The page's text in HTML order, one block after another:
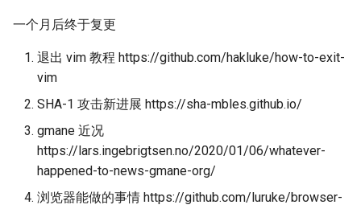
一个月后终于复更
退出 vim 教程 https://github.com/hakluke/how-to-exit-
vim
SHA-1 攻击新进展 https://sha-mbles.github.io/
gmane 近况
https://lars.ingebrigtsen.no/2020/01/06/whatever-
happened-to-news-gmane-org/
浏览器能做的事情 https://github.com/luruke/browser-